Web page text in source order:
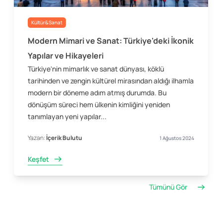
Kültür&Sanat
Modern Mimari ve Sanat: Türkiye'deki İkonik
Yapılar ve Hikayeleri
Türkiye'nin mimarlık ve sanat dünyası, köklü
tarihinden ve zengin kültürel mirasından aldığı ilhamla
modern bir döneme adım atmış durumda. Bu
dönüşüm süreci hem ülkenin kimliğini yeniden
tanımlayan yeni yapılar...
Yazan:İçerik Bulutu 1 Ağustos 2024
Keşfet
Tümünü Gör